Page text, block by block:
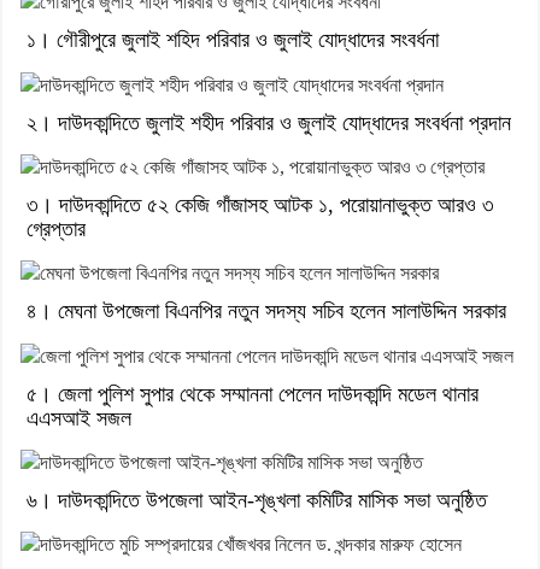
১। গৌরীপুরে জুলাই শহিদ পরিবার ও জুলাই যোদ্ধাদের সংবর্ধনা
২। দাউদকান্দিতে জুলাই শহীদ পরিবার ও জুলাই যোদ্ধাদের সংবর্ধনা প্রদান
৩। দাউদকান্দিতে ৫২ কেজি গাঁজাসহ আটক ১, পরোয়ানাভুক্ত আরও ৩
গ্রেপ্তার
৪। মেঘনা উপজেলা বিএনপির নতুন সদস্য সচিব হলেন সালাউদ্দিন সরকার
৫। জেলা পুলিশ সুপার থেকে সম্মাননা পেলেন দাউদকান্দি মডেল থানার
এএসআই সজল
৬। দাউদকান্দিতে উপজেলা আইন-শৃঙ্খলা কমিটির মাসিক সভা অনুষ্ঠিত